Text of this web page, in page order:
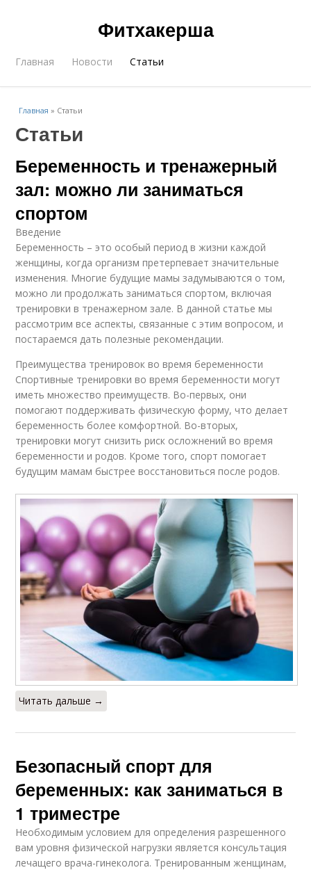
Фитхакерша
Главная Новости Статьи
Главная » Статьи
Статьи
Беременность и тренажерный
зал: можно ли заниматься
спортом
Введение
Беременность – это особый период в жизни каждой
женщины, когда организм претерпевает значительные
изменения. Многие будущие мамы задумываются о том,
можно ли продолжать заниматься спортом, включая
тренировки в тренажерном зале. В данной статье мы
рассмотрим все аспекты, связанные с этим вопросом, и
постараемся дать полезные рекомендации.
Преимущества тренировок во время беременности
Спортивные тренировки во время беременности могут
иметь множество преимуществ. Во-первых, они
помогают поддерживать физическую форму, что делает
беременность более комфортной. Во-вторых,
тренировки могут снизить риск осложнений во время
беременности и родов. Кроме того, спорт помогает
будущим мамам быстрее восстановиться после родов.
Читать дальше →
Безопасный спорт для
беременных: как заниматься в
1 триместре
Необходимым условием для определения разрешенного
вам уровня физической нагрузки является консультация
лечащего врача-гинеколога. Тренированным женщинам,